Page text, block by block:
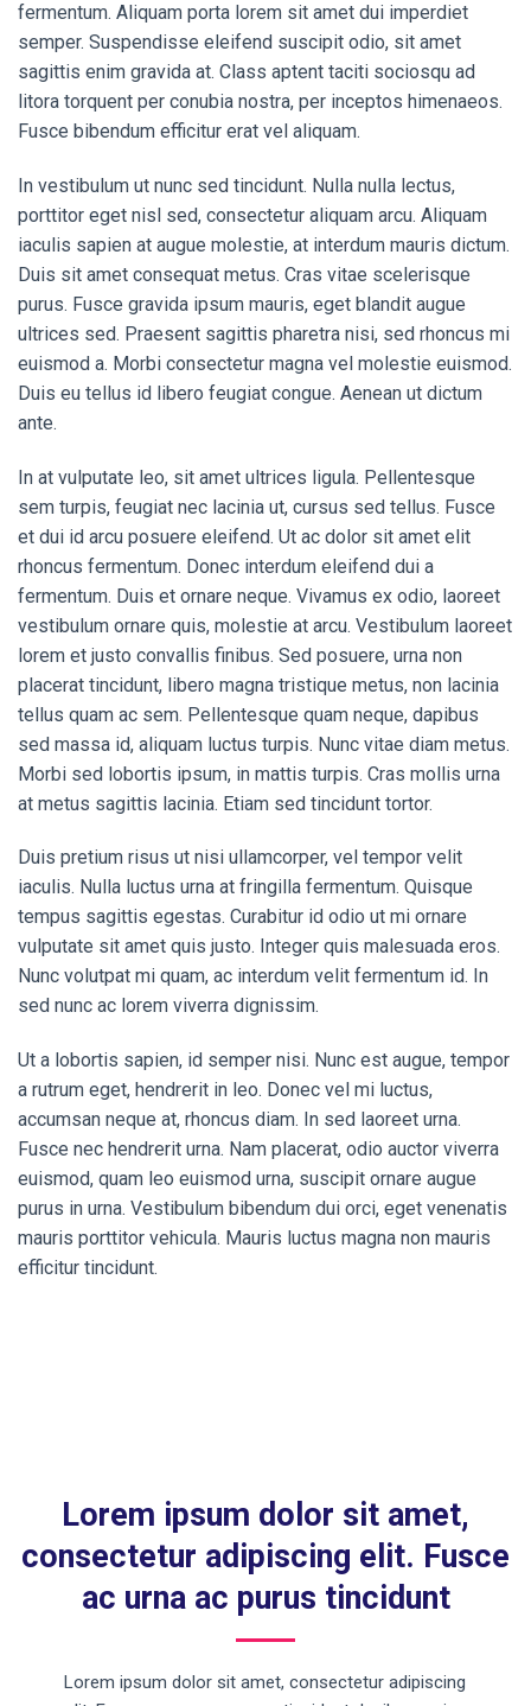
fermentum. Aliquam porta lorem sit amet dui imperdiet
semper. Suspendisse eleifend suscipit odio, sit amet
sagittis enim gravida at. Class aptent taciti sociosqu ad
litora torquent per conubia nostra, per inceptos himenaeos.
Fusce bibendum efficitur erat vel aliquam.
In vestibulum ut nunc sed tincidunt. Nulla nulla lectus,
porttitor eget nisl sed, consectetur aliquam arcu. Aliquam
iaculis sapien at augue molestie, at interdum mauris dictum.
Duis sit amet consequat metus. Cras vitae scelerisque
purus. Fusce gravida ipsum mauris, eget blandit augue
ultrices sed. Praesent sagittis pharetra nisi, sed rhoncus mi
euismod a. Morbi consectetur magna vel molestie euismod.
Duis eu tellus id libero feugiat congue. Aenean ut dictum
ante.
In at vulputate leo, sit amet ultrices ligula. Pellentesque
sem turpis, feugiat nec lacinia ut, cursus sed tellus. Fusce
et dui id arcu posuere eleifend. Ut ac dolor sit amet elit
rhoncus fermentum. Donec interdum eleifend dui a
fermentum. Duis et ornare neque. Vivamus ex odio, laoreet
vestibulum ornare quis, molestie at arcu. Vestibulum laoreet
lorem et justo convallis finibus. Sed posuere, urna non
placerat tincidunt, libero magna tristique metus, non lacinia
tellus quam ac sem. Pellentesque quam neque, dapibus
sed massa id, aliquam luctus turpis. Nunc vitae diam metus.
Morbi sed lobortis ipsum, in mattis turpis. Cras mollis urna
at metus sagittis lacinia. Etiam sed tincidunt tortor.
Duis pretium risus ut nisi ullamcorper, vel tempor velit
iaculis. Nulla luctus urna at fringilla fermentum. Quisque
tempus sagittis egestas. Curabitur id odio ut mi ornare
vulputate sit amet quis justo. Integer quis malesuada eros.
Nunc volutpat mi quam, ac interdum velit fermentum id. In
sed nunc ac lorem viverra dignissim.
Ut a lobortis sapien, id semper nisi. Nunc est augue, tempor
a rutrum eget, hendrerit in leo. Donec vel mi luctus,
accumsan neque at, rhoncus diam. In sed laoreet urna.
Fusce nec hendrerit urna. Nam placerat, odio auctor viverra
euismod, quam leo euismod urna, suscipit ornare augue
purus in urna. Vestibulum bibendum dui orci, eget venenatis
mauris porttitor vehicula. Mauris luctus magna non mauris
efficitur tincidunt.
Lorem ipsum dolor sit amet,
consectetur adipiscing elit. Fusce
ac urna ac purus tincidunt
Lorem ipsum dolor sit amet, consectetur adipiscing